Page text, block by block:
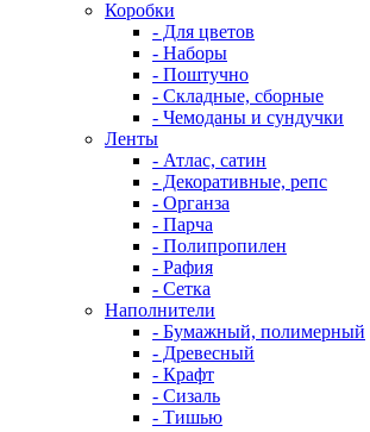
Коробки
- Для цветов
- Наборы
- Поштучно
- Складные, сборные
- Чемоданы и сундучки
Ленты
- Атлас, сатин
- Декоративные, репс
- Органза
- Парча
- Полипропилен
- Рафия
- Сетка
Наполнители
- Бумажный, полимерный
- Древесный
- Крафт
- Сизаль
- Тишью